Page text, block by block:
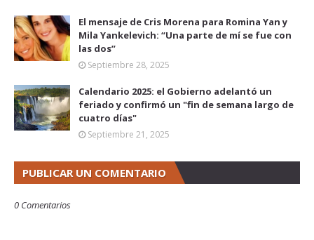
El mensaje de Cris Morena para Romina Yan y
Mila Yankelevich: “Una parte de mí se fue con
las dos”
Septiembre 28, 2025
Calendario 2025: el Gobierno adelantó un
feriado y confirmó un "fin de semana largo de
cuatro días"
Septiembre 21, 2025
PUBLICAR UN COMENTARIO
0 Comentarios